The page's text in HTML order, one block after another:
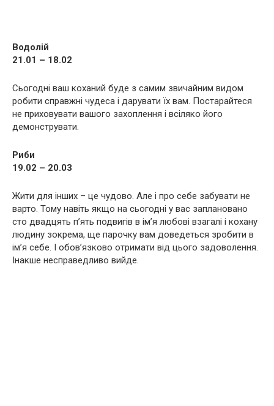
Водолій
21.01 – 18.02
Сьогодні ваш коханий буде з самим звичайним видом
робити справжні чудеса і дарувати їх вам. Постарайтеся
не приховувати вашого захоплення і всіляко його
демонструвати.
Риби
19.02 – 20.03
Жити для інших – це чудово. Але і про себе забувати не
варто. Тому навіть якщо на сьогодні у вас заплановано
сто двадцять п’ять подвигів в ім’я любові взагалі і кохану
людину зокрема, ще парочку вам доведеться зробити в
ім’я себе. І обов’язково отримати від цього задоволення.
Інакше несправедливо вийде.